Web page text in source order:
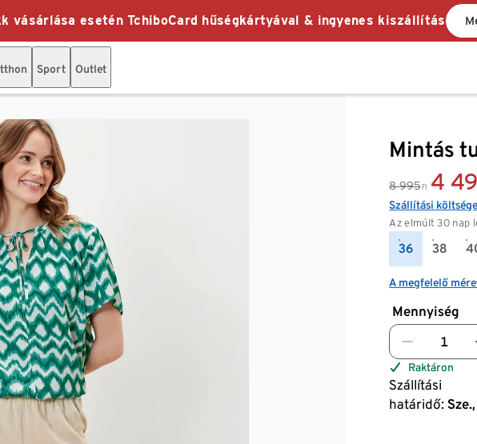
vásárlása esetén TchiboCard hűségkártyával & ingyenes kiszállítás
Sport Outlet
Mintás
8 995 Ft 4
Az elmúlt 30 nap
Szállítási
36 38
A megfelelő
Mennyiség
Raktáron
Szállítási
határidő: